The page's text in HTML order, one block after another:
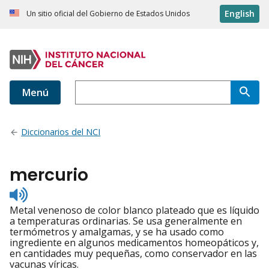
Un sitio oficial del Gobierno de Estados Unidos English
Menú
Diccionarios del NCI
mercurio
Listen
to
pronunciation
Metal venenoso de color blanco plateado que es líquido
a temperaturas ordinarias. Se usa generalmente en
termómetros y amalgamas, y se ha usado como
ingrediente en algunos medicamentos homeopáticos y,
en cantidades muy pequeñas, como conservador en las
vacunas víricas.